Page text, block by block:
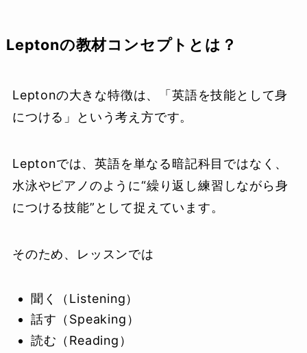
Leptonの教材コンセプトとは？
Leptonの大きな特徴は、「英語を技能として身
につける」という考え方です。
Leptonでは、英語を単なる暗記科目ではなく、
水泳やピアノのように“繰り返し練習しながら身
につける技能”として捉えています。
そのため、レッスンでは
聞く（Listening）
話す（Speaking）
読む（Reading）